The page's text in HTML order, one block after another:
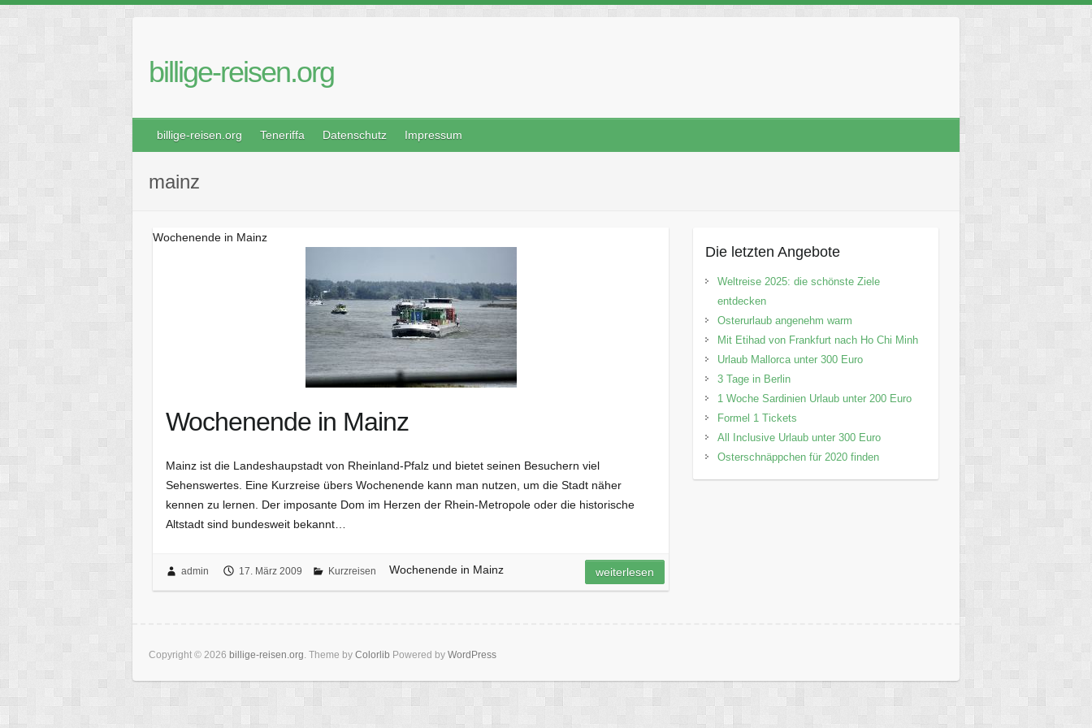
content
billige-reisen.org
billige-reisen.org Teneriffa Datenschutz Impressum
mainz
Wochenende in Mainz
Wochenende in Mainz
Mainz ist die Landeshaupstadt von Rheinland-Pfalz und bietet seinen Besuchern viel
Sehenswertes. Eine Kurzreise übers Wochenende kann man nutzen, um die Stadt näher
kennen zu lernen. Der imposante Dom im Herzen der Rhein-Metropole oder die historische
Altstadt sind bundesweit bekannt…
admin 17. März 2009 Kurzreisen Wochenende in Mainz weiterlesen
Die letzten Angebote
Weltreise 2025: die schönste Ziele
entdecken
Osterurlaub angenehm warm
Mit Etihad von Frankfurt nach Ho Chi Minh
Urlaub Mallorca unter 300 Euro
3 Tage in Berlin
1 Woche Sardinien Urlaub unter 200 Euro
Formel 1 Tickets
All Inclusive Urlaub unter 300 Euro
Osterschnäppchen für 2020 finden
Copyright © 2026 billige-reisen.org. Theme by Colorlib Powered by WordPress